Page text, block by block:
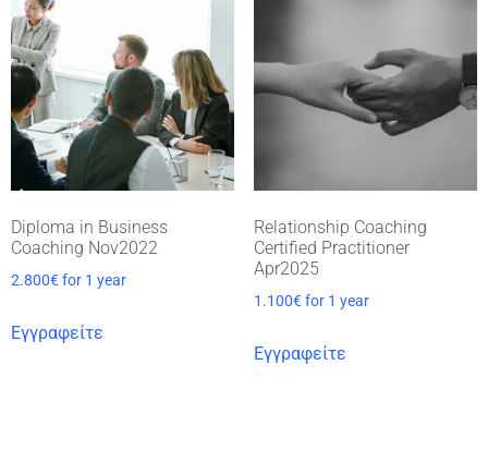
Diploma in Business
Coaching Nov2022
2.800€for 1 year
Εγγραφείτε
Relationship Coaching
Certified Practitioner
Apr2025
1.100€ for 1 year
Εγγραφείτε